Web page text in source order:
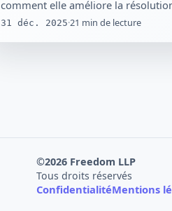
comment elle améliore la
problèmes avec des étapes…
31 déc. 2025·21 min de lecture
©2026 Freedom LLP
Tous droits réservés
ConfidentialitéMentions